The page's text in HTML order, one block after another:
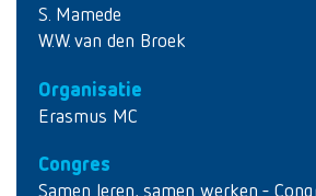
S. Mamede
W.W. van den Broek
Organisatie
Erasmus MC
Congres
Samen leren, samen werken -